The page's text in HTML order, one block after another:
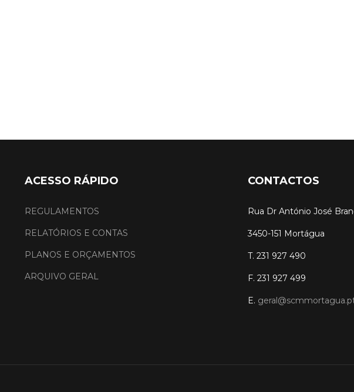
ACESSO RÁPIDO
REGULAMENTOS
RELATÓRIOS E CONTAS
PLANOS E ORÇAMENTOS
ARQUIVO GERAL
CONTACTOS
Rua Dr António José
3450-151 Mortágua
T. 231 927 490
F. 231 927 499
E.